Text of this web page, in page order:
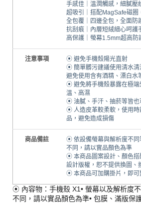
手感佳｜溫潤觸感，細膩壓
超吸引｜搭配MagSafe磁圈
全包覆｜四邊全包，全面防
抗刮痕｜內層短絨細心呵護
高保護｜螢幕1.5mm超高防
注意事項
⦿ 避免手機殼陽光直射
⦿ 簡單髒污建議使用清水清
避免使用含有酒精、漂白水
⦿ 避免將手機殼暴露在極端
溫、高濕
⦿ 油膩、手汗、抽菸等皆也
⦿ 人造皮革較柔軟，使用時
品，避免造成損傷
商品備註
⦿ 依設備螢幕與解析度不同
不同，請以實品顏色為準
⦿ 本商品圖案設計、顏色搭
設計版權，恕不提供換圖、
⦿ 本商品可加購掛片，即可
⦿ 內容物：手機殼 X1• 螢幕以及解析度
不同，請以實品顏色為準• 包膜、滿版保